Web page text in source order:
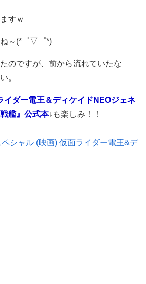
すｗ
～(*゜▽゜*)
のですが、前から流れていたな
。
イダー電王＆ディケイドNEOジェネ
艦』公式本↓も楽しみ！！
シャル (映画) 仮面ライダー電王&デ